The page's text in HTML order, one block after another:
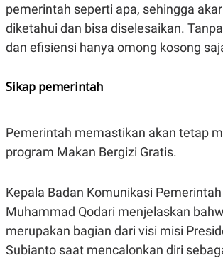
pemerintah seperti apa, sehingga
diketahui dan bisa diselesaikan.
dan efisiensi hanya omong kosong
Sikap pemerintah
Pemerintah memastikan akan tetap
program Makan Bergizi Gratis.
Kepala Badan Komunikasi
Muhammad Qodari menjelaskan
merupakan bagian dari visi misi
Subianto saat mencalonkan diri